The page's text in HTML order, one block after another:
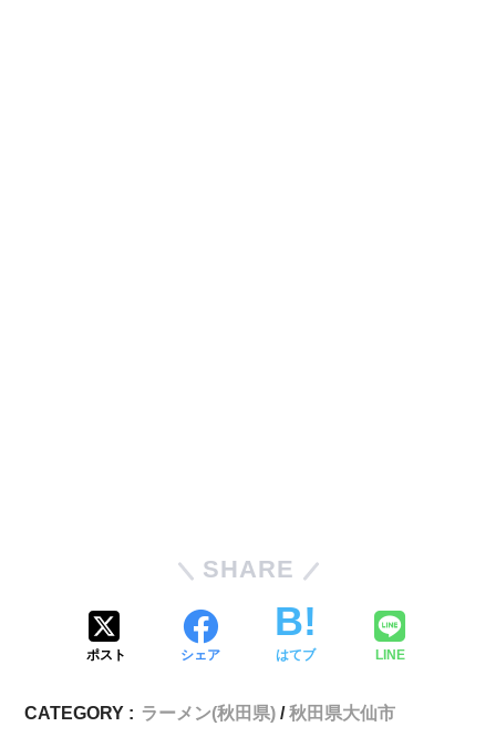
SHARE
ポスト シェア はてブ LINE
CATEGORY : ラーメン(秋田県) 秋田県大仙市